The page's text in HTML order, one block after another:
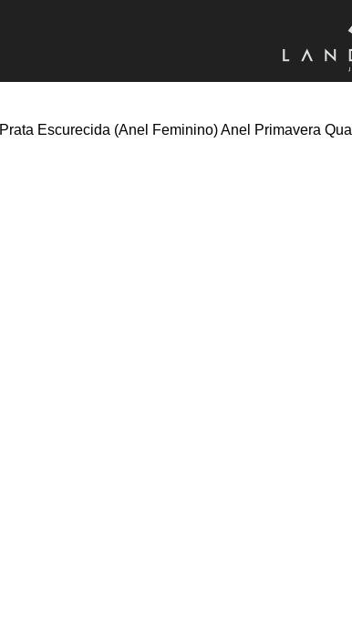
Prata Escurecida (Anel Feminino)Anel Primavera